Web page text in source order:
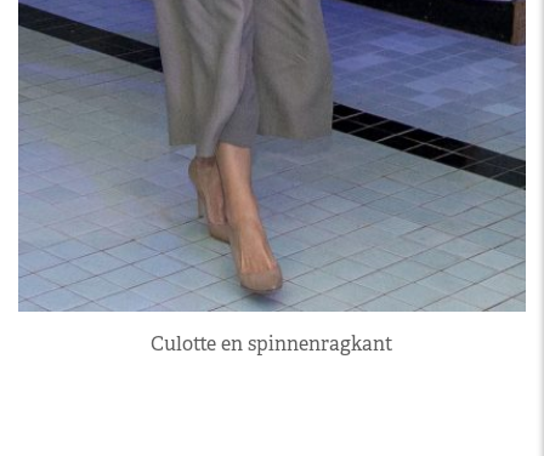
Culotte en spinnenragkant